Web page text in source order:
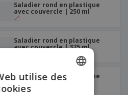
Saladier rond en plastique
avec couvercle | 250 ml
Saladier rond en plastique
avec couvercle | 375 ml
Saladier rond en plastique
avec couvercle | 500 ml
utilise des